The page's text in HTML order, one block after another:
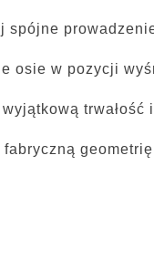
spójne
osie w pozycji
trwałość